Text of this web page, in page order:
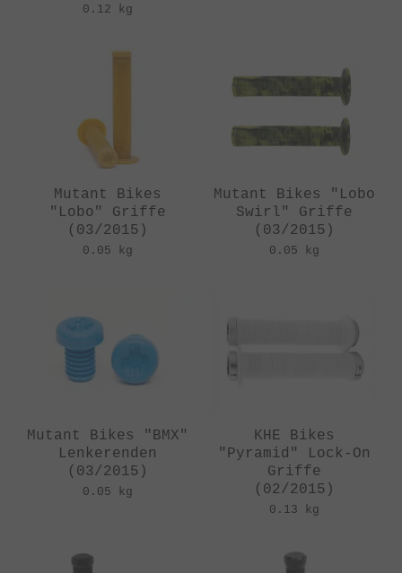
0.12 kg
Mutant Bikes
"Lobo" Griffe
(03/2015)
0.05 kg
Mutant Bikes "Lobo
Swirl" Griffe
(03/2015)
0.05 kg
Mutant Bikes "BMX"
Lenkerenden
(03/2015)
0.05 kg
KHE Bikes
"Pyramid" Lock-On
Griffe
(02/2015)
0.13 kg